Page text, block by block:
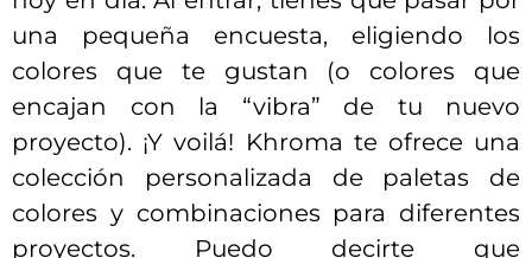
una pequeña encuesta, eligiendo los
colores que te gustan (o colores que
encajan con la “vibra” de tu nuevo
proyecto). ¡Y voilá! Khroma te ofrece una
colección personalizada de paletas de
colores y combinaciones para diferentes
proyectos. Puedo decirte que